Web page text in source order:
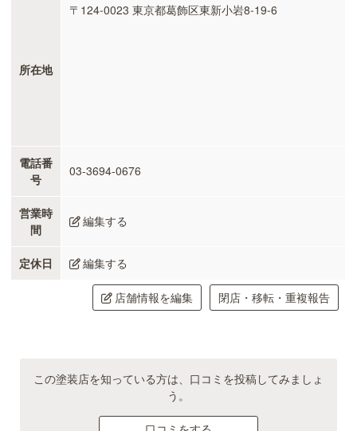
所在地
〒124-0023 東京都葛飾区東新小岩8-19-6
電話番
号
03-3694-0676
営業時
間
編集する
定休日 編集する
店舗情報を編集 閉店・移転・重複報告
この塗装店を知っている方は、口コミを投稿してみましょ
う。